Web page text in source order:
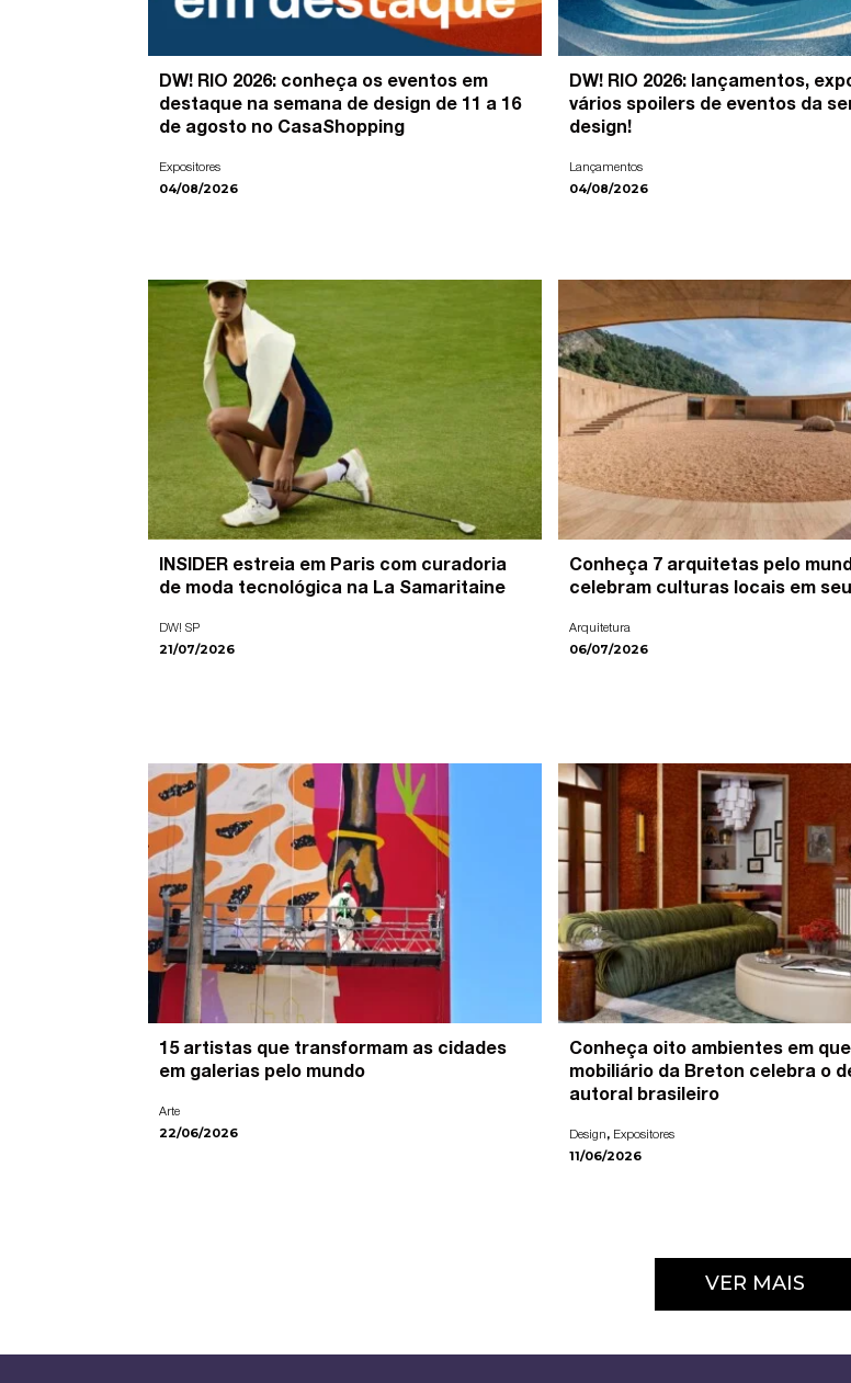
DW! RIO 2026: conheça os eventos em
destaque na semana de design de 11 a 16
de agosto no CasaShopping
Expositores
04/08/2026
DW! RIO 2026: lançamentos,
vários spoilers de eventos da
design!
Lançamentos
04/08/2026
INSIDER estreia em Paris com curadoria
de moda tecnológica na La Samaritaine
DW! SP
21/07/2026
Conheça 7 arquitetas pelo
celebram culturas locais em
Arquitetura
06/07/2026
15 artistas que transformam as cidades
em galerias pelo mundo
Arte
22/06/2026
Conheça oito ambientes em
mobiliário da Breton celebra o
autoral brasileiro
Design, Expositores
11/06/2026
VER MAIS